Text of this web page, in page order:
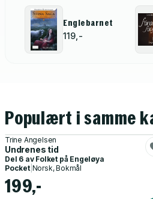
Englebarnet
119,-
Populært i samme
Trine Angelsen
Undrenes tid
Del 6 av Folket på Engeløya
Pocket| Norsk, Bokmål
199,-